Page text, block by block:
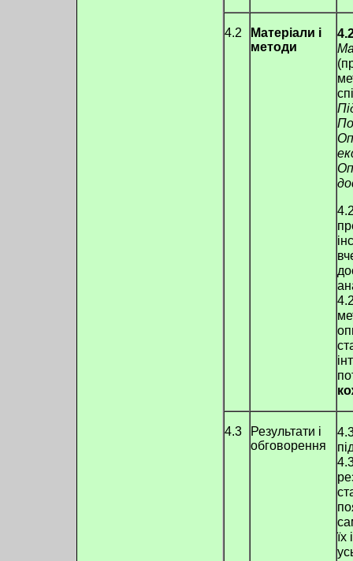
4.2
Матеріали і
методи
4.3
Результати і
обговорення
їх